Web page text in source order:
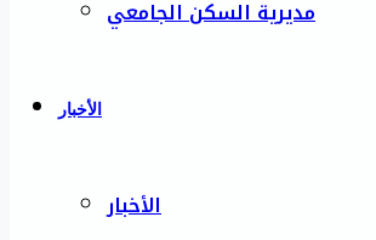
مديرية السكن الجامعي
الأخبار
الأخبار